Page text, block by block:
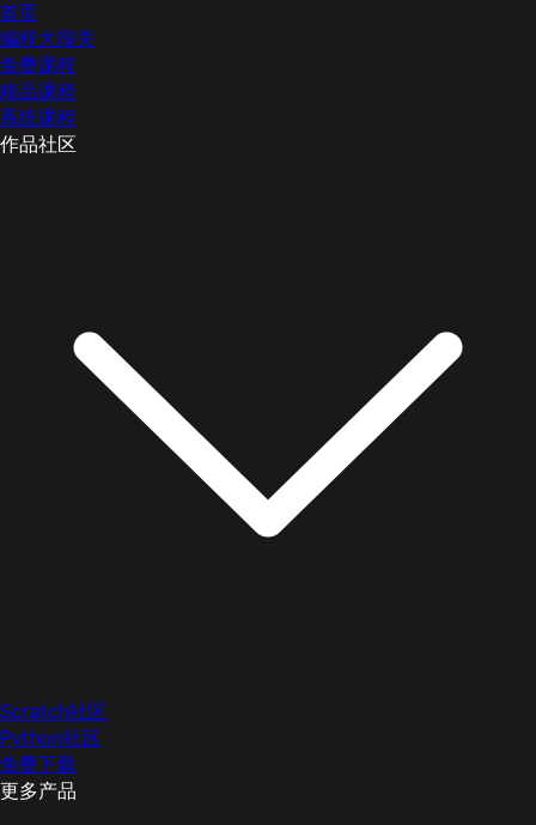
首页
编程大闯关
免费课程
精品课程
系统课程
作品社区
Scratch社区
Python社区
免费下载
更多产品